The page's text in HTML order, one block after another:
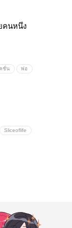
คนหนึ่ง
ชั่น พ่อ
Sliceoflife